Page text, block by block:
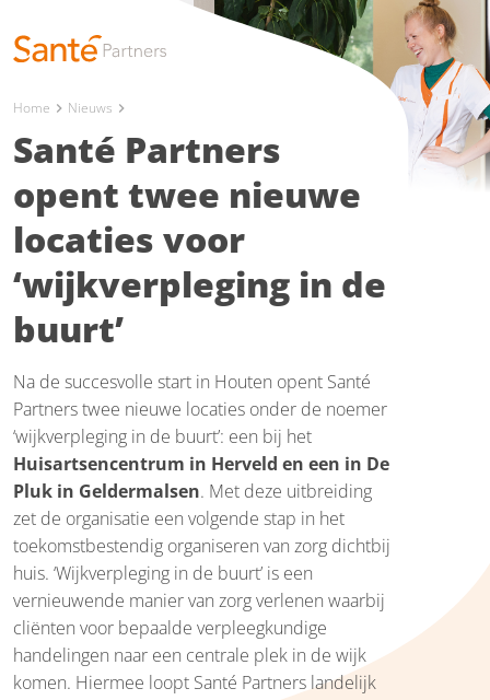
Home chevron_right Nieuws chevron_right
Santé Partners
opent twee nieuwe
locaties voor
‘wijkverpleging in de
buurt’
Na de succesvolle start in Houten opent Santé
Partners twee nieuwe locaties onder de noemer
‘wijkverpleging in de buurt’: een bij het
Huisartsencentrum in Herveld en een in De
Pluk in Geldermalsen. Met deze uitbreiding
zet de organisatie een volgende stap in het
toekomstbestendig organiseren van zorg dichtbij
huis. ‘Wijkverpleging in de buurt’ is een
vernieuwende manier van zorg verlenen waarbij
cliënten voor bepaalde verpleegkundige
handelingen naar een centrale plek in de wijk
komen. Hiermee loopt Santé Partners landelijk